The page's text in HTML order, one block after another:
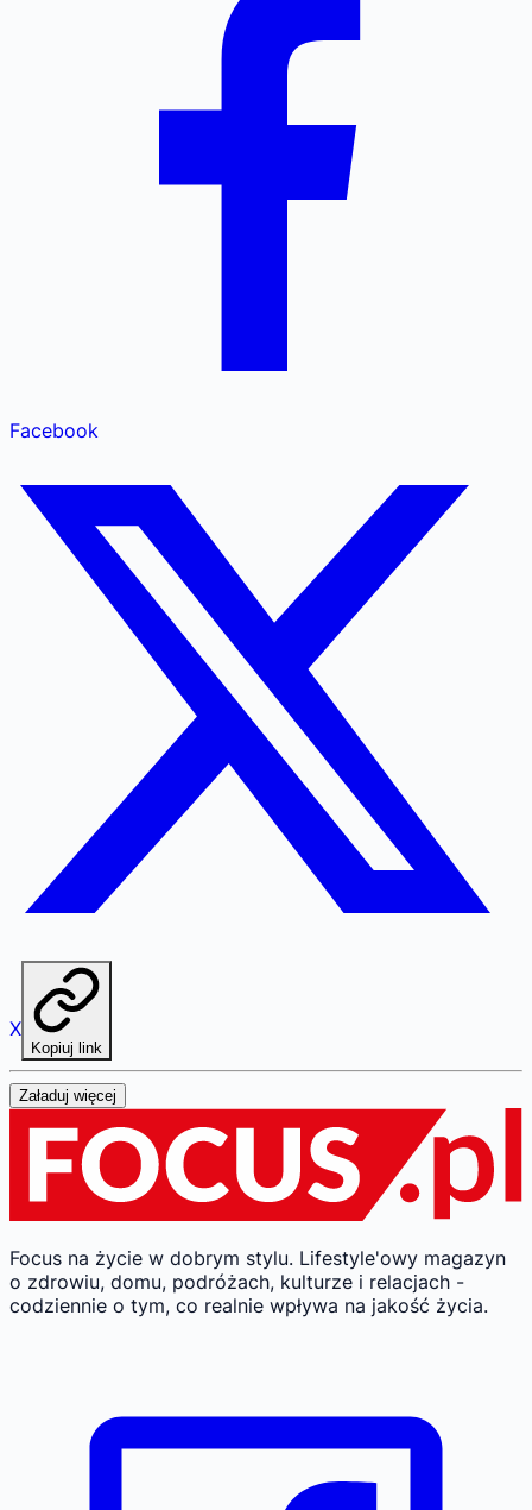
Facebook
X
Kopiuj link
Załaduj więcej
Focus na życie w dobrym stylu. Lifestyle'owy magazyn
o zdrowiu, domu, podróżach, kulturze i relacjach -
codziennie o tym, co realnie wpływa na jakość życia.